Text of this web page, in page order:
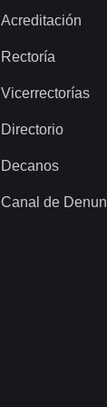
Acreditación
Rectoría
Vicerrectorías
Directorio
Decanos
Canal de